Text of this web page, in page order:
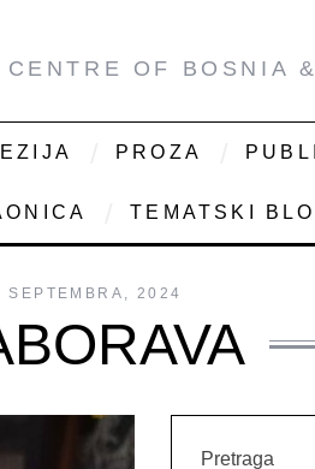
OF BOSNIA
PROZA
TEMATSKI
SEPTEMBRA, 2024
Pretraga